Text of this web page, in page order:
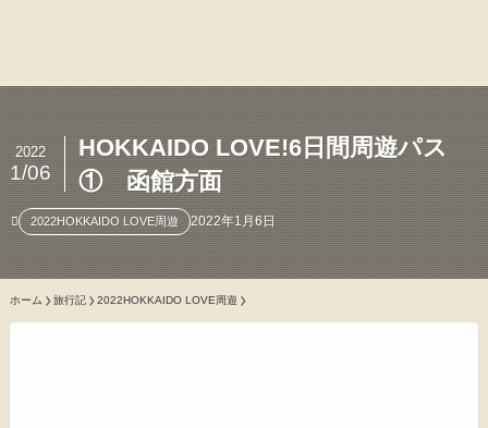
HOKKAIDO LOVE!6日間周遊パス
① 函館方面
2022
1/06
2022HOKKAIDO LOVE周遊 2022年1月6日
ホーム 旅行記 2022HOKKAIDO LOVE周遊